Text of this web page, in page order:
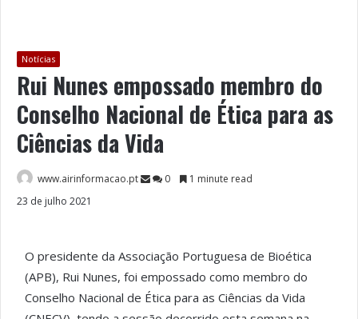
Notícias
Rui Nunes empossado membro do
Conselho Nacional de Ética para as
Ciências da Vida
www.airinformacao.pt 0
1 minute read
23 de julho 2021
O presidente da Associação Portuguesa de Bioética
(APB), Rui Nunes, foi empossado como membro do
Conselho Nacional de Ética para as Ciências da Vida